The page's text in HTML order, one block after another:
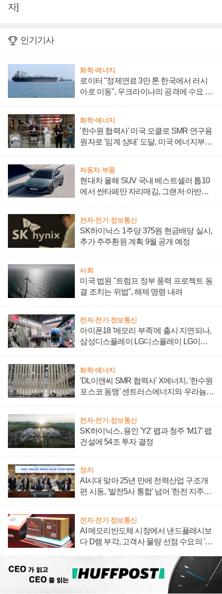
자]
인기기사
화학·에너지
로이터 "정제연료 3만 톤 한국에서 러시
아로 이동", 우크라이나의 공격에 수요 늘
화학·에너지
'한수원 협력사' 미국 오클로 SMR 연구용
원자로 '임계 상태' 도달, 미국 에너지부
자동차·부품
현대차 올해 SUV 국내 베스트셀러 톱10
에서 싼타페만 자리매김, 그랜저·아반떼
전자·전기·정보통신
SK하이닉스 1주당 375원 현금배당 실시,
추가 주주환원 계획 9월 공개 예정
사회
미국 법원 "트럼프 정부 풍력 프로젝트 동
결 조치는 위법", 해제 명령 내려
전자·전기·정보통신
아이폰18 '메모리 부족'에 출시 지연되나,
삼성디스플레이 LG디스플레이 LG이노
화학·에너지
'DL이앤씨 SMR 협력사' X에너지, '한수원
포스코 동맹' 센트러스에너지와 우라늄
전자·전기·정보통신
SK하이닉스, 용인 'Y2' 팹과 청주 'M17' 팹
건설에 54조 투자 결정
정치
AI시대 맞아 25년 만에 전력산업 구조개
편 시동, '발전5사 통합' 넘어 '한전 지주사'
전자·전기·정보통신
AI 메모리반도체 시장에서 낸드플래시보
다 D램 부각, 고객사 물량 선점 수요의 '우